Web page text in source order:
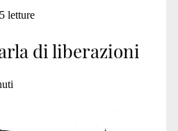
span>
letture
di liberazioni